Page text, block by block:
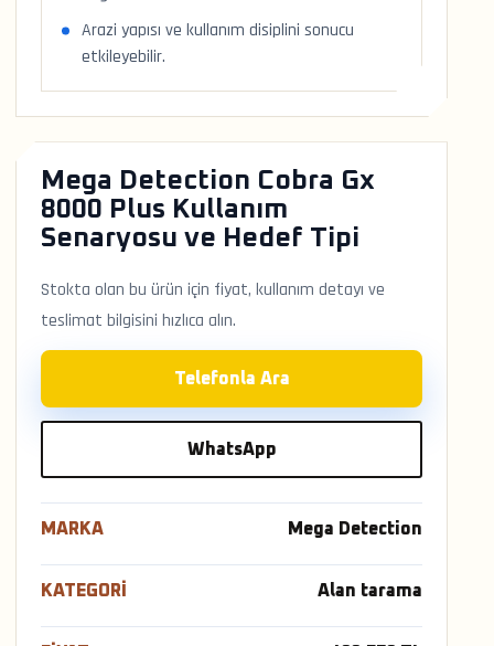
Arazi yapısı ve kullanım disiplini sonucu
etkileyebilir.
Mega Detection Cobra Gx
8000 Plus Kullanım
Senaryosu ve Hedef Tipi
Stokta olan bu ürün için fiyat, kullanım detayı ve
teslimat bilgisini hızlıca alın.
Telefonla Ara
WhatsApp
MARKA Mega Detection
KATEGORI Alan tarama